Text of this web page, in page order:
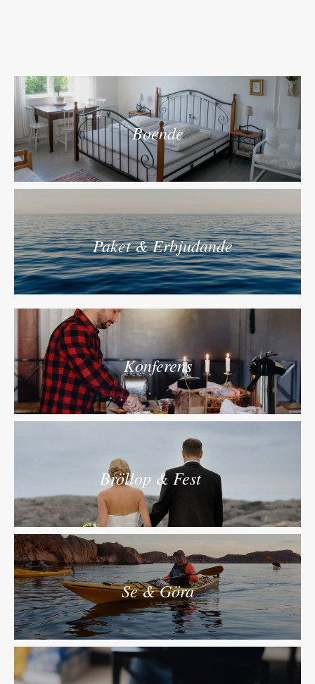
Boende
Paket & Erbjudande
Konferens
Bröllop & Fest
Se & Göra